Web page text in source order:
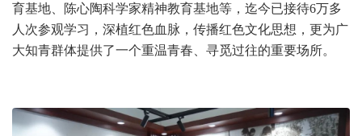
育基地、陈心陶科学家精神教育基地等，迄今已接待6万多
人次参观学习，深植红色血脉，传播红色文化思想，更为广
大知青群体提供了一个重温青春、寻觅过往的重要场所。